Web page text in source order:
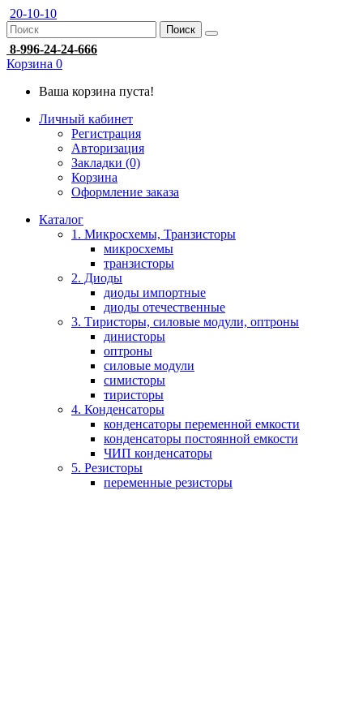
20-10-10
Поиск
8-996-24-24-666
Корзина 0
Ваша корзина пуста!
Личный кабинет
Регистрация
Авторизация
Закладки (0)
Корзина
Оформление заказа
Каталог
1. Микросхемы, Транзисторы
микросхемы
транзисторы
2. Диоды
диоды импортные
диоды отечественные
3. Тиристоры, силовые модули, оптроны
динисторы
оптроны
силовые модули
симисторы
тиристоры
4. Конденсаторы
конденсаторы переменной емкости
конденсаторы постоянной емкости
ЧИП конденсаторы
5. Резисторы
переменные резисторы